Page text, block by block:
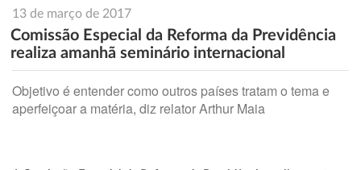
13 de março de 2017
Comissão Especial da Reforma da Previdência
realiza amanhã seminário internacional
Objetivo é entender como outros países tratam o tema e
aperfeiçoar a matéria, diz relator Arthur Maia